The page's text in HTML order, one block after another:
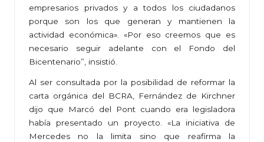
empresarios privados y a todos los ciudadanos
porque son los que generan y mantienen la
actividad económica». «Por eso creemos que es
necesario seguir adelante con el Fondo del
Bicentenario”, insistió.
Al ser consultada por la posibilidad de reformar la
carta orgánica del BCRA, Fernández de Kirchner
dijo que Marcó del Pont cuando era legisladora
había presentado un proyecto. «La iniciativa de
Mercedes no la limita sino que reafirma la